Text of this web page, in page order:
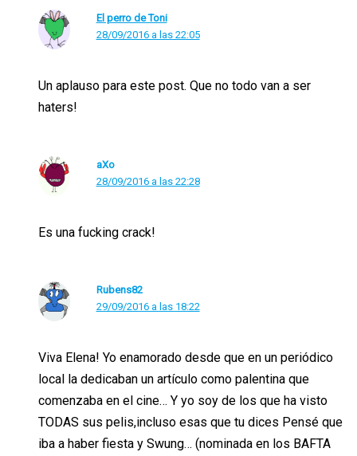
El perro de Toni
28/09/2016 a las 22:05
Un aplauso para este post. Que no todo van a ser
haters!
aXo
28/09/2016 a las 22:28
Es una fucking crack!
Rubens82
29/09/2016 a las 18:22
Viva Elena! Yo enamorado desde que en un periódico
local la dedicaban un artículo como palentina que
comenzaba en el cine… Y yo soy de los que ha visto
TODAS sus pelis,incluso esas que tu dices Pensé que
iba a haber fiesta y Swung… (nominada en los BAFTA